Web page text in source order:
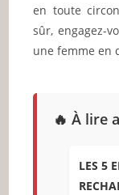
en toute
sûr, engagez-
une femme en
🔥 À lire
LES 5